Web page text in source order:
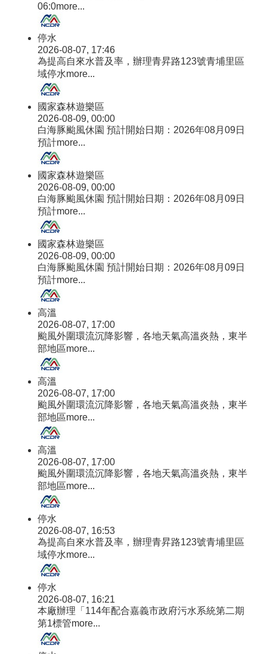
06:0more...
停水
2026-08-07, 17:46
為提高自來水普及率，辦理青昇路123號青埔里區
域停水more...
國家森林遊樂區
2026-08-09, 00:00
白海豚颱風休園 預計開始日期：2026年08月09日
預計more...
國家森林遊樂區
2026-08-09, 00:00
白海豚颱風休園 預計開始日期：2026年08月09日
預計more...
國家森林遊樂區
2026-08-09, 00:00
白海豚颱風休園 預計開始日期：2026年08月09日
預計more...
高溫
2026-08-07, 17:00
颱風外圍環流沉降影響，各地天氣高溫炎熱，東半
部地區more...
高溫
2026-08-07, 17:00
颱風外圍環流沉降影響，各地天氣高溫炎熱，東半
部地區more...
高溫
2026-08-07, 17:00
颱風外圍環流沉降影響，各地天氣高溫炎熱，東半
部地區more...
停水
2026-08-07, 16:53
為提高自來水普及率，辦理青昇路123號青埔里區
域停水more...
停水
2026-08-07, 16:21
本廠辦理「114年配合嘉義市政府污水系統第二期
第1標管more...